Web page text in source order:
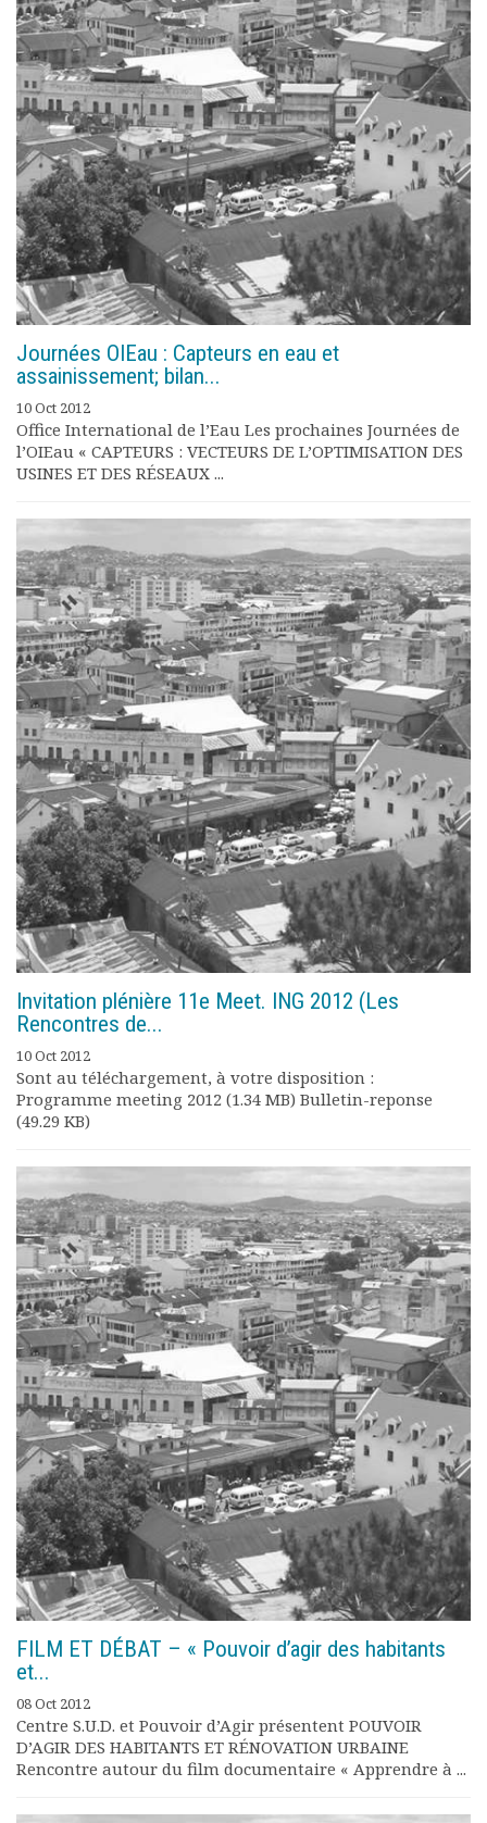
Journées OIEau : Capteurs en eau et
assainissement; bilan...
10 Oct 2012
Office International de l’Eau Les prochaines Journées de
l’OIEau « CAPTEURS : VECTEURS DE L’OPTIMISATION DES
USINES ET DES RÉSEAUX ...
Invitation plénière 11e Meet. ING 2012 (Les
Rencontres de...
10 Oct 2012
Sont au téléchargement, à votre disposition :
Programme meeting 2012 (1.34 MB) Bulletin-reponse
(49.29 KB)
FILM ET DÉBAT – « Pouvoir d’agir des habitants
et...
08 Oct 2012
Centre S.U.D. et Pouvoir d’Agir présentent POUVOIR
D’AGIR DES HABITANTS ET RÉNOVATION URBAINE
Rencontre autour du film documentaire « Apprendre à ...